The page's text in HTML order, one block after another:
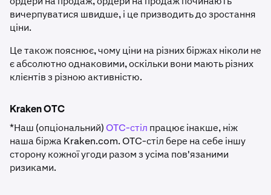
вичерпуватися швидше, і це призводить до зростання
ціни.
Це також пояснює, чому ціни на різних біржах ніколи не
є абсолютно однаковими, оскільки вони мають різних
клієнтів з різною активністю.
Kraken OTC
*Наш (опціональний) OTC-стіл працює інакше, ніж
наша біржа Kraken.com. OTC-стіл бере на себе іншу
сторону кожної угоди разом з усіма пов'язаними
ризиками.